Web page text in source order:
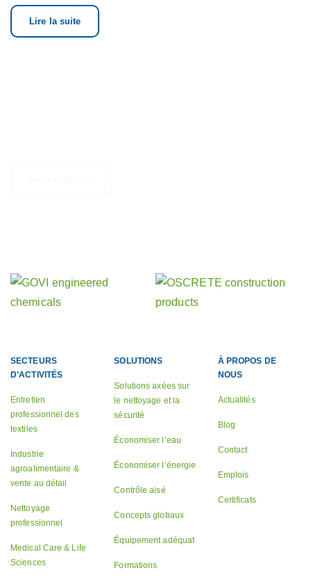
Lire la suite
SECTEURS
D’ACTIVITÉS
Entretien
professionnel des
textiles
Industrie
agroalimentaire &
vente au détail
Nettoyage
professionnel
Medical Care & Life
Sciences
SOLUTIONS
Solutions axées sur
le nettoyage et la
sécurité
Économiser l’eau
Économiser l’énergie
Contrôle aisé
Concepts globaux
Équipement adéquat
Formations
À PROPOS DE
NOUS
Actualités
Blog
Contact
Emplois
Certificats